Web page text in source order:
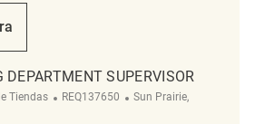
Supervisor REQ130928
Merchandising Supervisor
DEPARTMENT SUPERVISOR
Tiendas ReqId
REQ137650 Ubicación
Sun Prairie,